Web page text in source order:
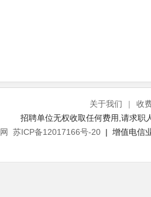
关于我们 | 收
招聘单位无权收取任何费用,请求职
苏ICP备12017166号-20 | 增值电信